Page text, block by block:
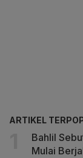
ARTIKEL
Bahlil
Mulai